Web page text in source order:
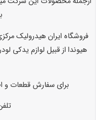
فروشگاه ایران هیدرولیک
هیوندا از قبیل لوازم یدکی
برای سفارش قطعات و
تلفن: